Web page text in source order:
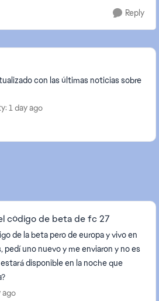
Reply
con las últimas noticias sobre
1 day ago
código de beta de fc 27
de la beta pero de europa y vivo en
pedí uno nuevo y me enviaron y no es
disponible en la noche que
ago